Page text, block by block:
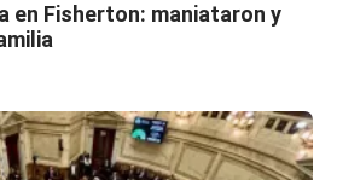
en Fisherton: maniataron y